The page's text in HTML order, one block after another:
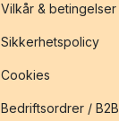
Vilkår & betingelser
Sikkerhetspolicy
Cookies
Bedriftsordrer / B2B